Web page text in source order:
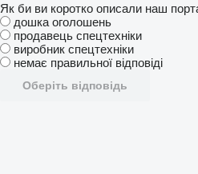
Як би ви коротко описали наш
дошка оголошень
продавець спецтехніки
виробник спецтехніки
немає правильної відповіді
Оберіть відповідь